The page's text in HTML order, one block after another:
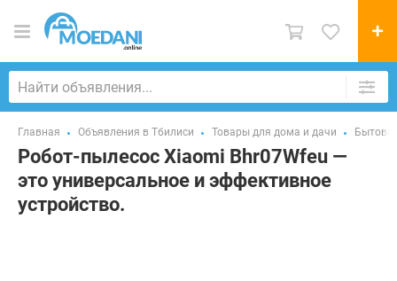
Главная Объявления в Тбилиси Товары для дома и дачи
Робот-пылесос Xiaomi Bhr07Wfeu —
это универсальное и эффективное
устройство.